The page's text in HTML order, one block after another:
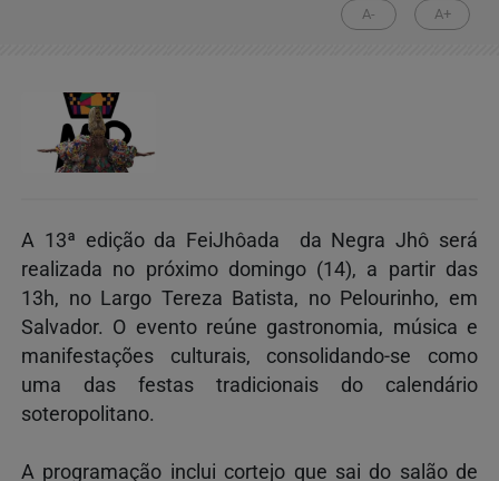
A- A+
A 13ª edição da FeiJhôada da Negra Jhô será
realizada no próximo domingo (14), a partir das
13h, no Largo Tereza Batista, no Pelourinho, em
Salvador. O evento reúne gastronomia, música e
manifestações culturais, consolidando-se como
uma das festas tradicionais do calendário
soteropolitano.
A programação inclui cortejo que sai do salão de